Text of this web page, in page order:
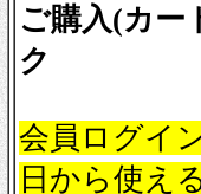
ご購入(カー
ク
会員ログイ
日から使え